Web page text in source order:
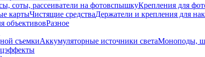
соты, рассеиватели на фотовспышкуКрепления для
картыЧистящие средстваДержатели и крепления для
объективовРазное
съемкиАккумуляторные источники светаМоноподы,